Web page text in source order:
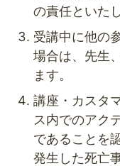
の責任といた
受講中に他の
場合は、先生
ます。
講座・カスタ
ス内でのアク
であることを
発生した死亡